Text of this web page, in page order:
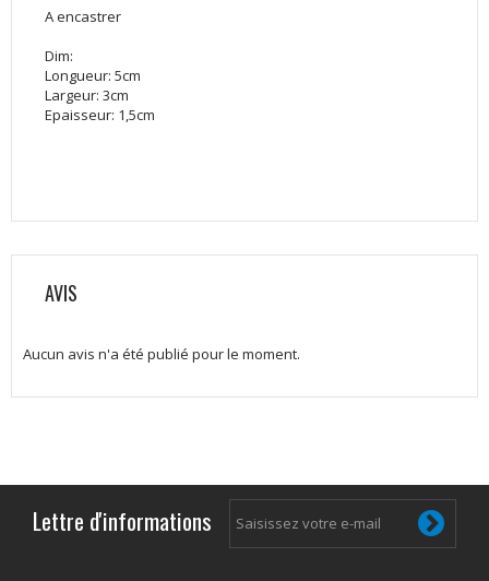
A encastrer
Dim:
Longueur: 5cm
Largeur: 3cm
Epaisseur: 1,5cm
AVIS
Aucun avis n'a été publié pour le moment.
Lettre d'informations